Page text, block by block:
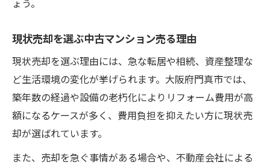
中古マンション売る現状売却に必要な費用
中古マンション売る現状売却と他売却方法
比較
現状売却を選ぶ中古マンション売る理由
現状売却を選ぶ理由には、急な転居や相続、資産整理な
ど生活環境の変化が挙げられます。大阪府門真市では、
築年数の経過や設備の老朽化によりリフォーム費用が高
額になるケースが多く、費用負担を抑えたい方に現状売
却が選ばれています。
また、売却を急ぐ事情がある場合や、不動産会社による